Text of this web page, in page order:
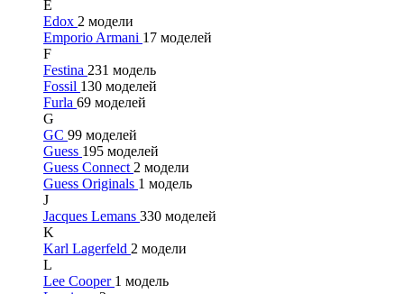
E
Edox 2 модели
Emporio Armani 17 моделей
F
Festina 231 модель
Fossil 130 моделей
Furla 69 моделей
G
GC 99 моделей
Guess 195 моделей
Guess Connect 2 модели
Guess Originals 1 модель
J
Jacques Lemans 330 моделей
K
Karl Lagerfeld 2 модели
L
Lee Cooper 1 модель